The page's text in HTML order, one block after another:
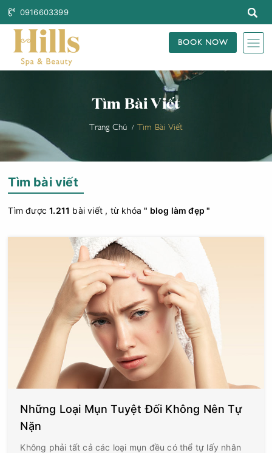
0916603399
BOOK NOW
Tìm Bài Viết
Trang Chủ Tìm Bài Viết
Tìm bài viết
Tìm được1.211 bài viết , từ khóa" blog làm đẹp "
Những Loại Mụn Tuyệt Đối Không Nên Tự
Nặn
Không phải tất cả các loại mụn đều có thể tự lấy nhân